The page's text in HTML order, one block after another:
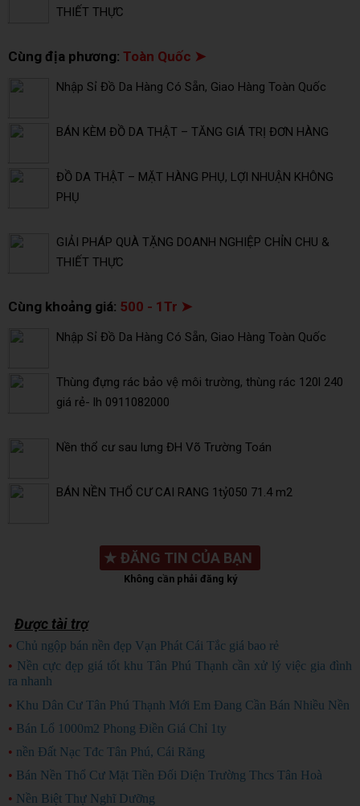
THIẾT THỰC
Cùng địa phương: Toàn Quốc ➤
Nhập Sỉ Đồ Da Hàng Có Sẵn, Giao Hàng Toàn Quốc
BÁN KÈM ĐỒ DA THẬT – TĂNG GIÁ TRỊ ĐƠN HÀNG
ĐỒ DA THẬT – MẶT HÀNG PHỤ, LỢI NHUẬN KHÔNG
PHỤ
GIẢI PHÁP QUÀ TẶNG DOANH NGHIỆP CHỈN CHU &
THIẾT THỰC
Cùng khoảng giá: 500 - 1Tr ➤
Nhập Sỉ Đồ Da Hàng Có Sẵn, Giao Hàng Toàn Quốc
Thùng đựng rác bảo vệ môi trường, thùng rác 120l 240
giá rẻ- lh 0911082000
Nền thổ cư sau lưng ĐH Võ Trường Toán
BÁN NỀN THỔ CƯ CAI RANG 1tỷ050 71.4 m2
★ ĐĂNG TIN CỦA BẠN
Không cần phải đăng ký
Được tài trợ
• Chủ ngộp bán nền đẹp Vạn Phát Cái Tắc giá bao rẻ
• Nền cực đẹp giá tốt khu Tân Phú Thạnh cần xử lý việc gia đình
ra nhanh
• Khu Dân Cư Tân Phú Thạnh Mới Em Đang Cần Bán Nhiều Nền
• Bán Lổ 1000m2 Phong Điền Giá Chỉ 1ty
• nền Đất Nạc Tđc Tân Phú, Cái Răng
• Bán Nền Thổ Cư Mặt Tiền Đối Diện Trường Thcs Tân Hoà
• Nền Biệt Thự Nghĩ Dưỡng